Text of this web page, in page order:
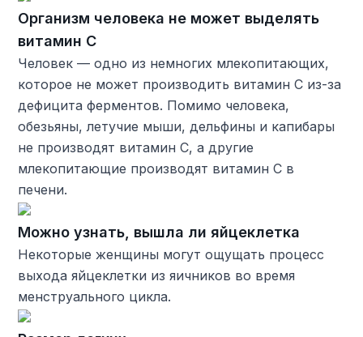
Организм человека не может выделять
витамин С
Человек — одно из немногих млекопитающих,
которое не может производить витамин С из-за
дефицита ферментов. Помимо человека,
обезьяны, летучие мыши, дельфины и капибары
не производят витамин С, а другие
млекопитающие производят витамин С в
печени.
Можно узнать, вышла ли яйцеклетка
Некоторые женщины могут ощущать процесс
выхода яйцеклетки из яичников во время
менструального цикла.